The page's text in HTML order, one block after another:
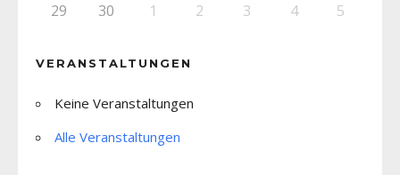
29 30 1 2 3 4 5
VERANSTALTUNGEN
Keine Veranstaltungen
Alle Veranstaltungen